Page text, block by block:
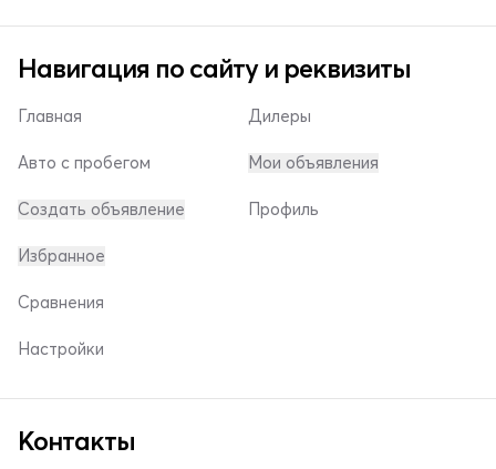
Навигация по сайту и реквизиты
Главная
Авто с пробегом
Создать объявление
Дилеры
Мои объявления
Профиль
Избранное
Сравнения
Настройки
Контакты